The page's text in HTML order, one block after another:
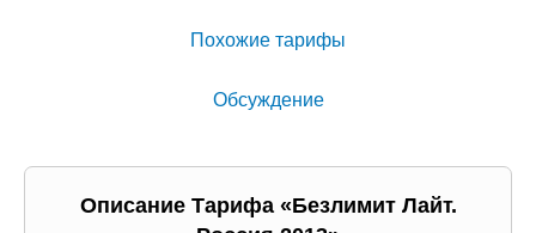
Похожие тарифы
Обсуждение
Описание Тарифа «Безлимит Лайт.